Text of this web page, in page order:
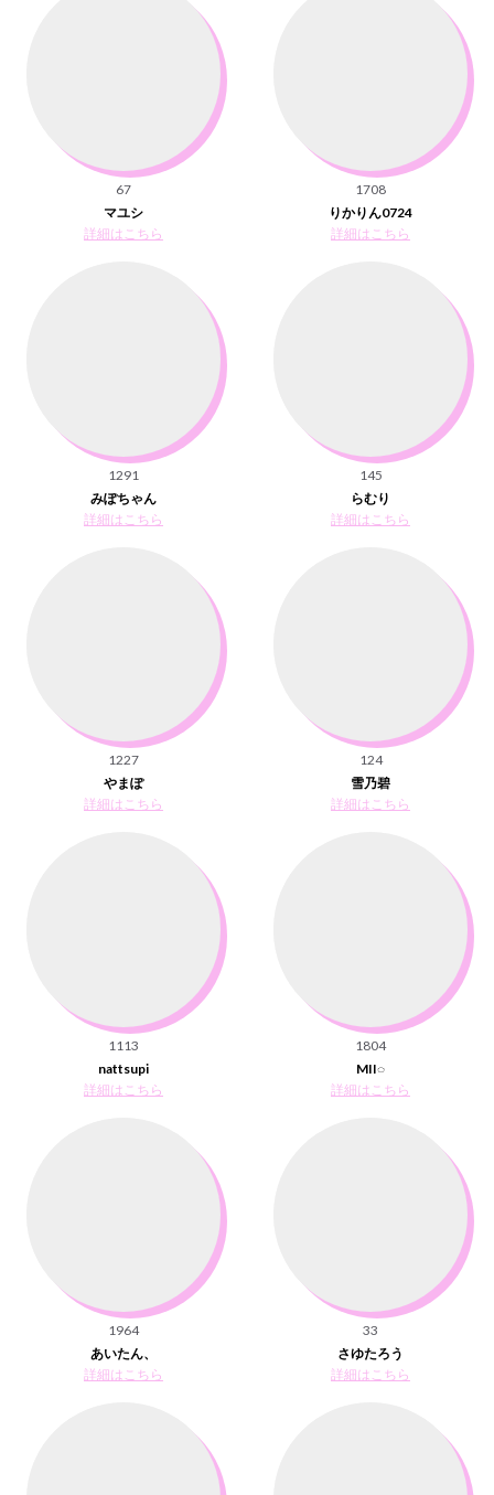
67
マユシ
詳細はこちら
1708
りかりん0724
詳細はこちら
1291
みぽちゃん
詳細はこちら
145
らむり
詳細はこちら
1227
やまぽ
詳細はこちら
124
雪乃碧
詳細はこちら
1113
nattsupi
詳細はこちら
1804
MII︎︎◌
詳細はこちら
1964
あいたん、
詳細はこちら
33
さゆたろう
詳細はこちら